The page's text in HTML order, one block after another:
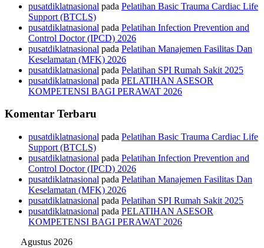
pusatdiklatnasional pada Pelatihan Basic Trauma Cardiac Life
Support (BTCLS)
pusatdiklatnasional pada Pelatihan Infection Prevention and
Control Doctor (IPCD) 2026
pusatdiklatnasional pada Pelatihan Manajemen Fasilitas Dan
Keselamatan (MFK) 2026
pusatdiklatnasional pada Pelatihan SPI Rumah Sakit 2025
pusatdiklatnasional pada PELATIHAN ASESOR
KOMPETENSI BAGI PERAWAT 2026
Komentar Terbaru
pusatdiklatnasional pada Pelatihan Basic Trauma Cardiac Life
Support (BTCLS)
pusatdiklatnasional pada Pelatihan Infection Prevention and
Control Doctor (IPCD) 2026
pusatdiklatnasional pada Pelatihan Manajemen Fasilitas Dan
Keselamatan (MFK) 2026
pusatdiklatnasional pada Pelatihan SPI Rumah Sakit 2025
pusatdiklatnasional pada PELATIHAN ASESOR
KOMPETENSI BAGI PERAWAT 2026
Agustus 2026